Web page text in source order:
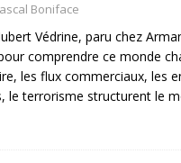
Boniface
Védrine, paru chez
comprendre ce monde
les flux commerciaux, les
le terrorisme structurent le